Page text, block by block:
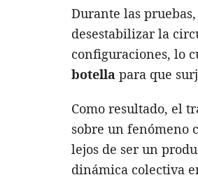
Durante las
desestabilizar la
configuraciones, lo
botella para que
Como resultado, el
sobre un fenómeno
lejos de ser un
dinámica colectiva